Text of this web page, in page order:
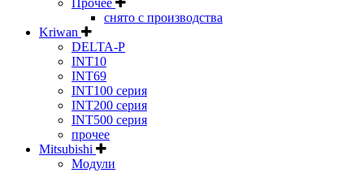
снято с производства
Kriwan
DELTA-P
INT10
INT69
INT100 серия
INT200 серия
INT500 серия
прочее
Mitsubishi
Модули